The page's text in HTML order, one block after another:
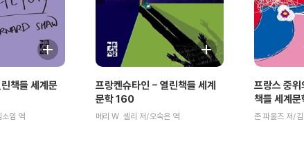
책들 세계문
임 역
프랑켄슈타인 - 열린책들 세계
문학 160
메리 W. 셸리 저/오숙은 역
프랑스 중
책들 세계
존 파울즈 저/